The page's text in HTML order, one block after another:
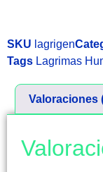
SKU lagrigen
Tags Lagrimas
Valoraciones